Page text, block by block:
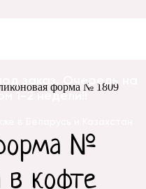
заказ. Очередь на
1-2 недели!!
форма № 1809
№
кофте